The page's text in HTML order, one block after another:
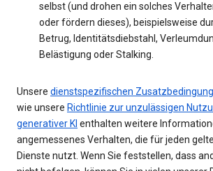
selbst (und drohen ein solches
oder fördern dieses), beispielsweise
Betrug, Identitätsdiebstahl,
Belästigung oder Stalking.
Unsere dienstspezifischen
wie unsere Richtlinie zur unzulässigen
generativer KI enthalten weitere
angemessenes Verhalten, die für jeden
Dienste nutzt. Wenn Sie feststellen, dass